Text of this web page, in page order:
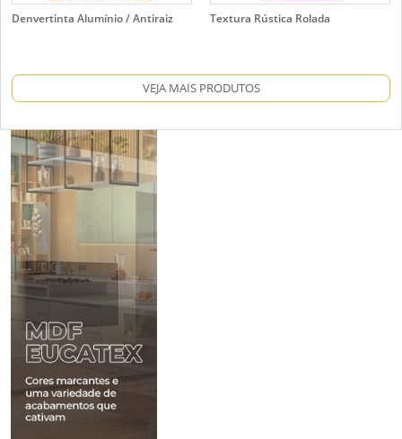
Denvertinta Alumínio / Antiraiz Textura Rústica Rolada
VEJA MAIS PRODUTOS